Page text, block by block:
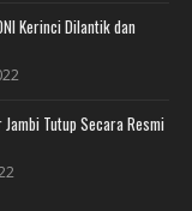
Kerinci Dilantik dan
Tutup Secara Resmi